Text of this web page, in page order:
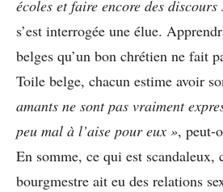
écoles et faire encore des
s’est interrogée une élue.
belges qu’un bon chrétien ne fait
Toile belge, chacun estime avoir
amants ne sont pas vraiment
peu mal à l’aise pour eux », peut-
En somme, ce qui est scandaleux,
bourgmestre ait eu des relations